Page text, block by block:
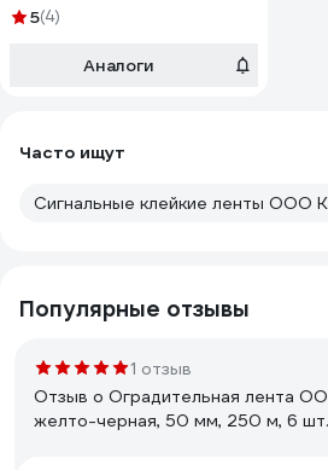
5(4)
Аналоги
Часто ищут
Сигнальные клейкие ленты ООО
Популярные отзывы
1 отзыв
Отзыв о Оградительная лента
желто-черная, 50 мм, 250 м, 6